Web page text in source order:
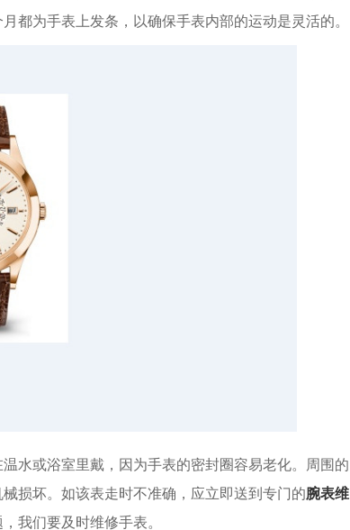
都为手表上发条，以确保手表内部的运动是灵活的。
或浴室里戴，因为手表的密封圈容易老化。周围的
损坏。如该表走时不准确，应立即送到专门的腕表维
我们要及时维修手表。